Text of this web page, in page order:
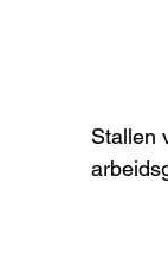
Stallen